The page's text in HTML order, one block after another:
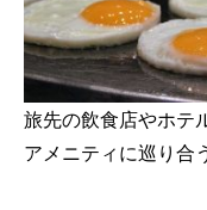
旅先の飲食店やホテ
アメニティに巡り合